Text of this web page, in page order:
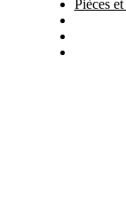
Pièces